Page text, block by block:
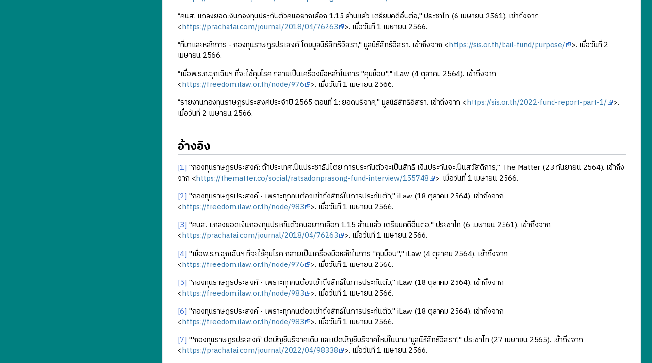
“คนส. แถลงยอดเงินกองทุนประกันตัวคนอยากเลือก 1.15 ล้านแล้ว เตรียมคดีอื่นต่อ," ประชาไท (6 เมษายน 2561). เข้าถึงจาก
<https://prachatai.com/journal/2018/04/76263 >. เมื่อวันที่ 1 เมษายน 2566.
“ที่มาและหลักการ - กองทุนราษฎรประสงค์ โดยมูลนิธิสิทธิอิสรา," มูลนิธิสิทธิอิสรา. เข้าถึงจาก <https://sis.or.th/bail-fund/purpose/ >. เมื่อวันที่ 2
เมษายน 2566.
“เมื่อพ.ร.ก.ฉุกเฉินฯ ที่จะใช้คุมโรค กลายเป็นเครื่องมือหลักในการ "คุมม็อบ"," iLaw (4 ตุลาคม 2564). เข้าถึงจาก
<https://freedom.ilaw.or.th/node/976 >. เมื่อวันที่ 1 เมษายน 2566.
“รายงานกองทุนราษฎรประสงค์ประจำปี 2565 ตอนที่ 1: ยอดบริจาค," มูลนิธิสิทธิอิสรา. เข้าถึงจาก <https://sis.or.th/2022-fund-report-part-1/ >.
เมื่อวันที่ 2 เมษายน 2566.
อ้างอิง
[1] "กองทุนราษฎรประสงค์: ถ้าประเทศเป็นประชาธิปไตย การประกันตัวจะเป็นสิทธิ เงินประกันจะเป็นสวัสดิการ," The Matter (23 กันยายน 2564). เข้าถึง
จาก <https://thematter.co/social/ratsadonprasong-fund-interview/155748 >. เมื่อวันที่ 1 เมษายน 2566.
[2] "กองทุนราษฎรประสงค์ - เพราะทุกคนต้องเข้าถึงสิทธิในการประกันตัว," iLaw (18 ตุลาคม 2564). เข้าถึงจาก
<https://freedom.ilaw.or.th/node/983 >. เมื่อวันที่ 1 เมษายน 2566.
[3] "คนส. แถลงยอดเงินกองทุนประกันตัวคนอยากเลือก 1.15 ล้านแล้ว เตรียมคดีอื่นต่อ," ประชาไท (6 เมษายน 2561). เข้าถึงจาก
<https://prachatai.com/journal/2018/04/76263 >. เมื่อวันที่ 1 เมษายน 2566.
[4] "เมื่อพ.ร.ก.ฉุกเฉินฯ ที่จะใช้คุมโรค กลายเป็นเครื่องมือหลักในการ "คุมม็อบ"," iLaw (4 ตุลาคม 2564). เข้าถึงจาก
<https://freedom.ilaw.or.th/node/976 >. เมื่อวันที่ 1 เมษายน 2566.
[5] "กองทุนราษฎรประสงค์ - เพราะทุกคนต้องเข้าถึงสิทธิในการประกันตัว," iLaw (18 ตุลาคม 2564). เข้าถึงจาก
<https://freedom.ilaw.or.th/node/983 >. เมื่อวันที่ 1 เมษายน 2566.
[6] "กองทุนราษฎรประสงค์ - เพราะทุกคนต้องเข้าถึงสิทธิในการประกันตัว," iLaw (18 ตุลาคม 2564). เข้าถึงจาก
<https://freedom.ilaw.or.th/node/983 >. เมื่อวันที่ 1 เมษายน 2566.
[7] "'กองทุนราษฎรประสงค์' ปิดบัญชีบริจาคเดิม และเปิดบัญชีบริจาคใหม่ในนาม 'มูลนิธิสิทธิอิสรา'," ประชาไท (27 เมษายน 2565). เข้าถึงจาก
<https://prachatai.com/journal/2022/04/98338 >. เมื่อวันที่ 1 เมษายน 2566.